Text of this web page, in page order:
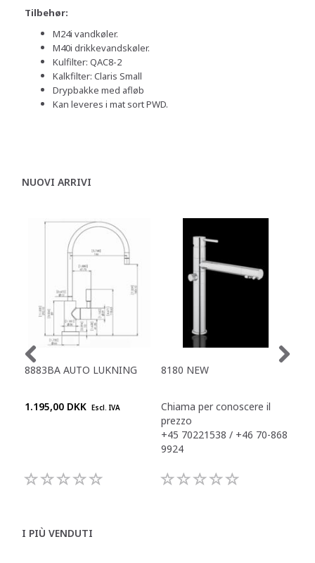
Tilbehør:
M24i vandkøler.
M40i drikkevandskøler.
Kulfilter: QAC8-2
Kalkfilter: Claris Small
Drypbakke med afløb
Kan leveres i mat sort PWD.
NUOVI ARRIVI
8883BA AUTO LUKNING
1.195,00 DKK Escl. IVA
8180 NEW
Chiama per conoscere il
prezzo
+45 70221538 / +46 70-868
9924
I PIÙ VENDUTI